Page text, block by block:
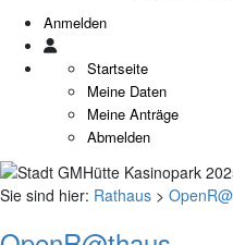
Anmelden
Startseite
Meine Daten
Meine Anträge
Abmelden
Sie sind hier: Rathaus >